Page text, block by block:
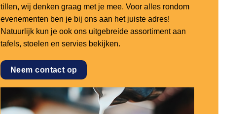
tillen, wij denken graag met je mee. Voor alles rondom
evenementen ben je bij ons aan het juiste adres!
Natuurlijk kun je ook ons uitgebreide assortiment aan
tafels, stoelen en servies bekijken.
Neem contact op